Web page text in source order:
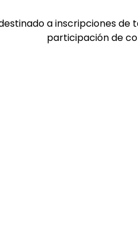
a inscripciones de
participación de